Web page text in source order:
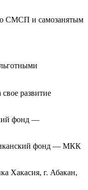
СМСП и самозанятым
развитие
фонд —
фонд — МКК
Хакасия, г. Абакан,